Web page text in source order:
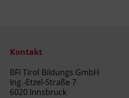
Kontakt
BFI Tirol Bildungs GmbH
Ing.-Etzel-Straße 7
6020 Innsbruck